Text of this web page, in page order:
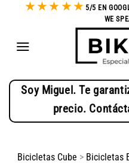
★★ ★ ★★ 5/5 EN
WE
Soy Miguel. Te
precio.
Bicicletas Cube > Bicicletas